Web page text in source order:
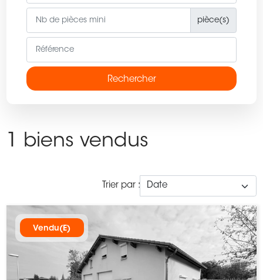
pièce(s)
Rechercher
1 biens vendus
Trier par :
Vendu(e)